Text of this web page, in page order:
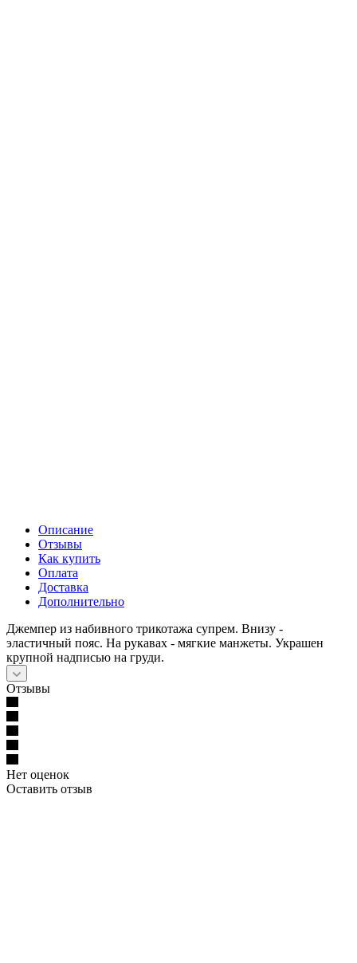
Описание
Отзывы
Как купить
Оплата
Доставка
Дополнительно
Джемпер из набивного трикотажа супрем. Внизу -
эластичный пояс. На рукавах - мягкие манжеты. Украшен
крупной надписью на груди.
Отзывы
Нет оценок
Оставить отзыв